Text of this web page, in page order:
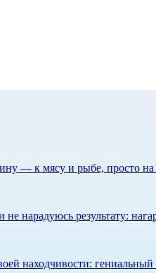
— к мясу и рыбе, просто на
нарадуюсь результату:
находчивости: гениальный